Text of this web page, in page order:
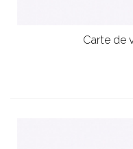
Carte de